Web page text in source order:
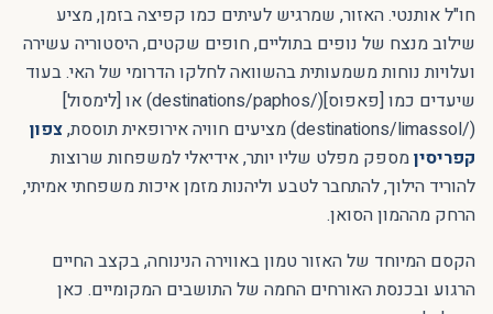
חו"ל אותנטי. האזור, שמרגיש לעיתים כמו קפיצה בזמן, מציע
שילוב מנצח של נופים בתוליים, חופים שקטים, היסטוריה עשירה
ועלויות נוחות משמעותית בהשוואה לחלקו הדרומי של האי. בעוד
שיעדים כמו [פאפוס](/destinations/paphos) או [לימסול]
(/destinations/limassol) מציעים חוויה אירופאית תוססת,
צפון
קפריסיןמספק מפלט שליו יותר, אידיאלי למשפחות שרוצות
להוריד הילוך, להתחבר לטבע וליהנות מזמן איכות משפחתי אמיתי,
הרחק מההמון הסואן.
הקסם המיוחד של האזור טמון באווירה הנינוחה, בקצב החיים
הרגוע ובכנסת האורחים החמה של התושבים המקומיים. כאן